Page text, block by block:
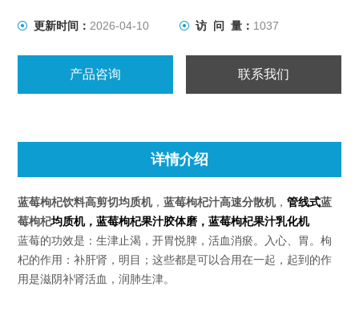
机械及液力剪切、离心挤压、液层摩擦
更新时间： 2026-04-10 访 问 量： 1037
产品咨询 联系我们
详情介绍
蓝莓枸杞饮料高剪切均质机，蓝莓枸杞汁高速分散机，管线式蓝
莓枸杞均质机，蓝莓枸杞果汁胶体磨，蓝莓枸杞果汁乳化机
蓝莓的功效是：生津止渴，开胃悦脾，活血消瘀。入心、胃。枸
杞的作用：补肝肾，明目；这些都是可以合用在一起，起到的作
用是滋阴补肾活血，润肺生津。